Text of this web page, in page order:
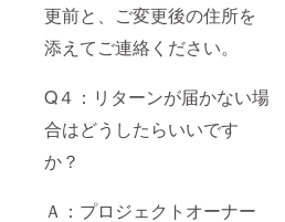
更前と、ご変更後の住所を
添えてご連絡ください。
Q４：リターンが届かない場
合はどうしたらいいです
か？
Ａ：プロジェクトオーナー